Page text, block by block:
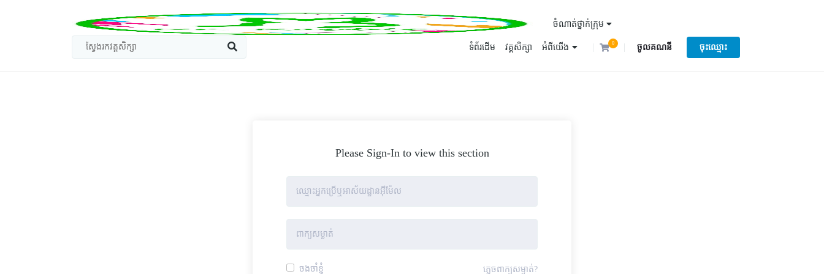
ចំណាត់ថ្នាក់ក្រុម
ទំព័រដើម វគ្គសិក្សា អំពីយើង 0 ចូលគណនី ចុះឈ្មោះ
Please Sign-In to view this section
ចងចាំខ្ញុំ ភ្លេចពាក្យសម្ងាត់?